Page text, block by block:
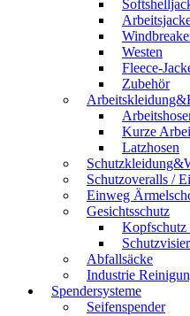
Westen
Fleece-
Zubehör
Kurze
Latzhosen
Schutzoveralls /
Einweg
Gesichtsschutz
Kopfschutz
Schutzvisier
Abfallsäcke
Industrie
Spendersysteme
Seifenspender